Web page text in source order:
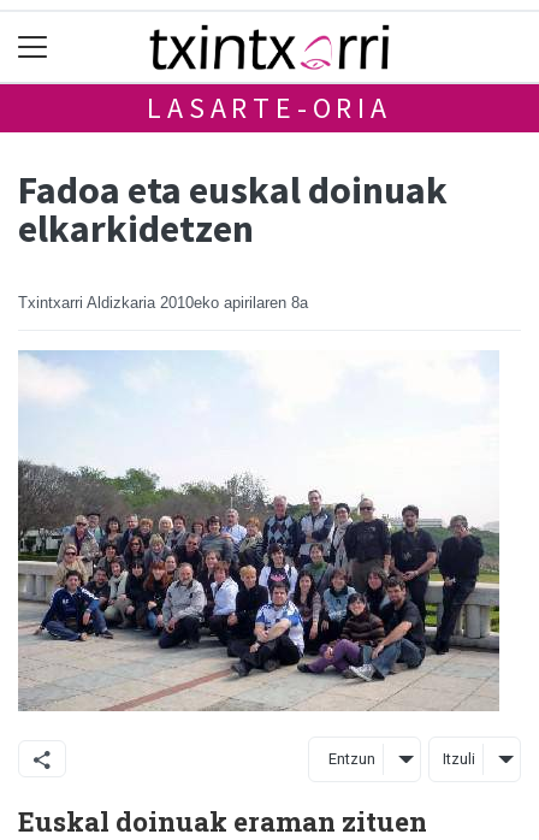
LASARTE-ORIA
Fadoa eta euskal doinuak
elkarkidetzen
Txintxarri Aldizkaria 2010eko apirilaren 8a
Entzun Itzuli
Euskal doinuak eraman zituen